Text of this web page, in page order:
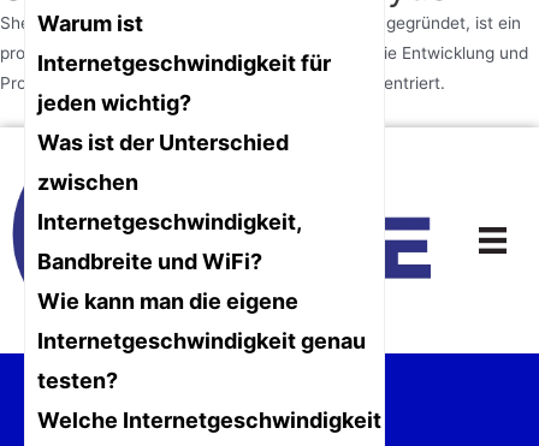
Shenzhen Junhaoyue Technology Co., Ltd., 2014 gegründet, ist ein
professioneller High-Tech-Anbieter, der sich auf die Entwicklung und
Produktion von Netzkommunikationsgeräten konzentriert.
springen
Warum ist
Internetgeschwindigkeit für
jeden wichtig?
Was ist der Unterschied
zwischen
Internetgeschwindigkeit,
Bandbreite und WiFi?
Wie kann man die eigene
Internetgeschwindigkeit genau
testen?
Welche Internetgeschwindigkeit